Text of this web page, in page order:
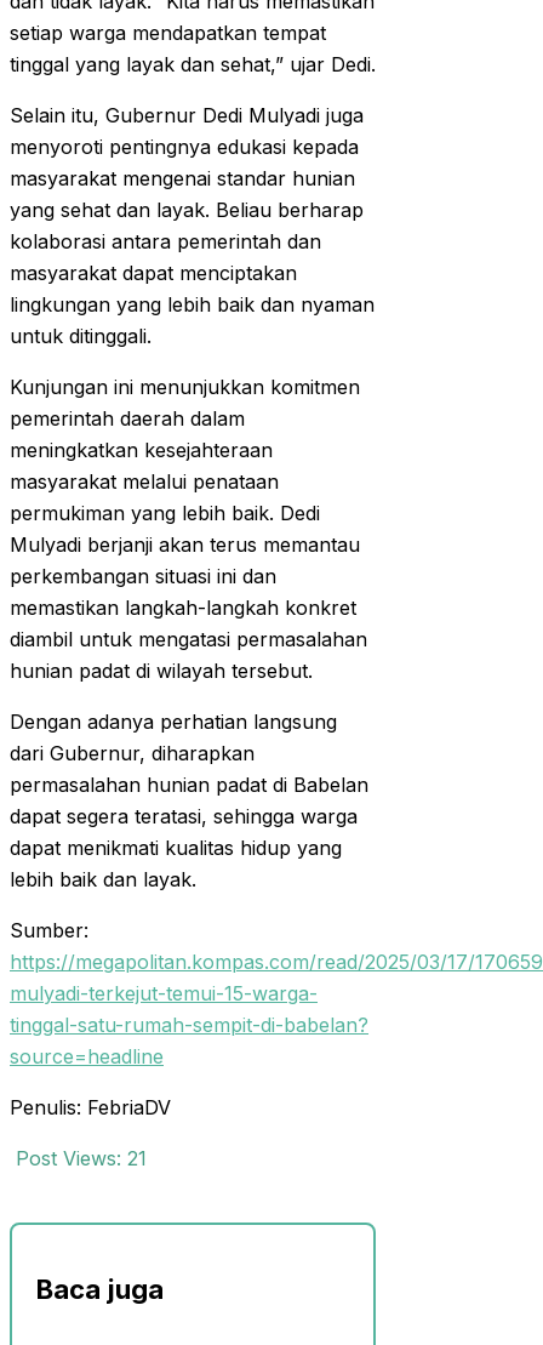
setiap warga mendapatkan tempat
tinggal yang layak dan sehat,” ujar Dedi.
Selain itu, Gubernur Dedi Mulyadi juga
menyoroti pentingnya edukasi kepada
masyarakat mengenai standar hunian
yang sehat dan layak. Beliau berharap
kolaborasi antara pemerintah dan
masyarakat dapat menciptakan
lingkungan yang lebih baik dan nyaman
untuk ditinggali.
Kunjungan ini menunjukkan komitmen
pemerintah daerah dalam
meningkatkan kesejahteraan
masyarakat melalui penataan
permukiman yang lebih baik. Dedi
Mulyadi berjanji akan terus memantau
perkembangan situasi ini dan
memastikan langkah-langkah konkret
diambil untuk mengatasi permasalahan
hunian padat di wilayah tersebut.
Dengan adanya perhatian langsung
dari Gubernur, diharapkan
permasalahan hunian padat di Babelan
dapat segera teratasi, sehingga warga
dapat menikmati kualitas hidup yang
lebih baik dan layak.
Sumber:
https://megapolitan.kompas.com/read/2025/03/17/
mulyadi-terkejut-temui-15-warga-
tinggal-satu-rumah-sempit-di-babelan?
source=headline
Penulis: FebriaDV
Post Views: 21
Baca juga